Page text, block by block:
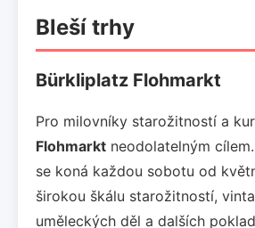
Bleší trhy
Bürkliplatz Flohmarkt
Pro milovníky starožitností a
Flohmarkt neodolatelným
se koná každou sobotu od
širokou škálu starožitností,
uměleckých děl a dalších